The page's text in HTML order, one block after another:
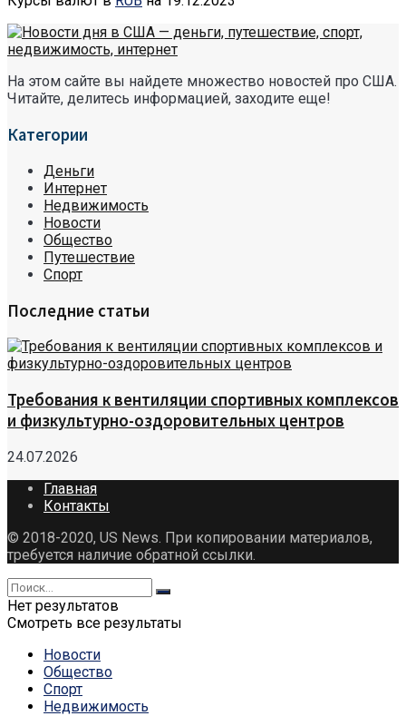
На этом сайте вы найдете множество новостей про США.
Читайте, делитесь информацией, заходите еще!
Категории
Деньги
Интернет
Недвижимость
Новости
Общество
Путешествие
Спорт
Последние статьи
Требования к вентиляции спортивных комплексов
и физкультурно-оздоровительных центров
24.07.2026
Главная
Контакты
© 2018-2020, US News. При копировании материалов,
требуется наличие обратной ссылки.
Нет результатов
Смотреть все результаты
Новости
Общество
Спорт
Недвижимость